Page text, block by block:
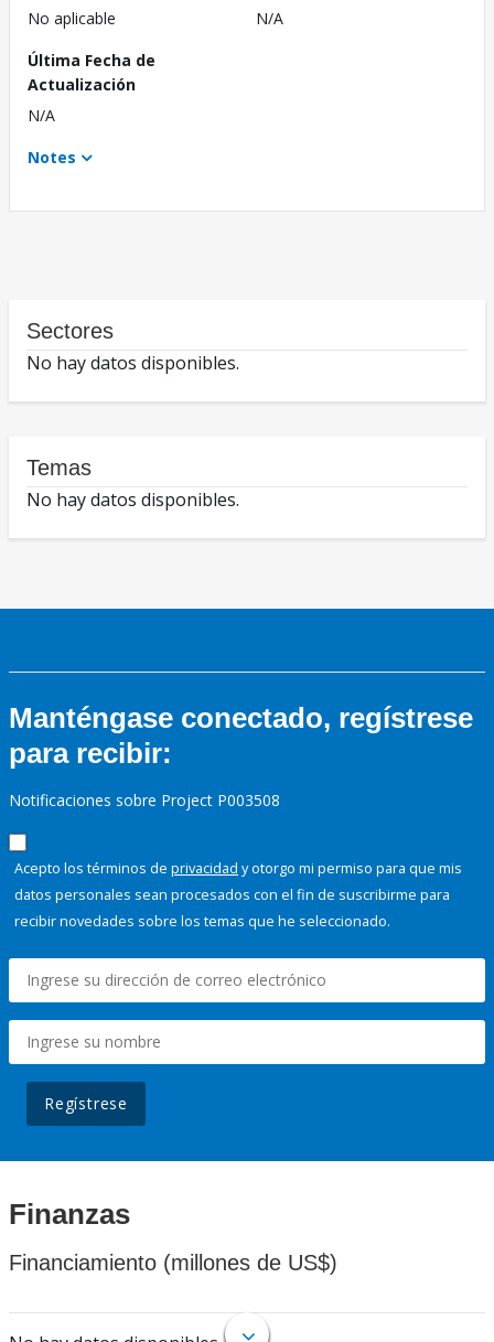
No aplicable
N/A
Última Fecha de
Actualización
N/A
Notes
Sectores
No hay datos disponibles.
Temas
No hay datos disponibles.
Manténgase conectado, regístrese
para recibir:
Notificaciones sobre Project P003508
Acepto los términos de privacidad y otorgo mi permiso para que mis
datos personales sean procesados con el fin de suscribirme para
recibir novedades sobre los temas que he seleccionado.
Regístrese
Finanzas
Financiamiento (millones de US$)